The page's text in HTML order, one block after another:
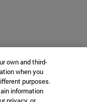
own and third-
when you
purposes.
information